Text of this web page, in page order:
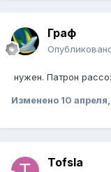
Граф
нужен. Патрон
Изменено 10
Tofsla